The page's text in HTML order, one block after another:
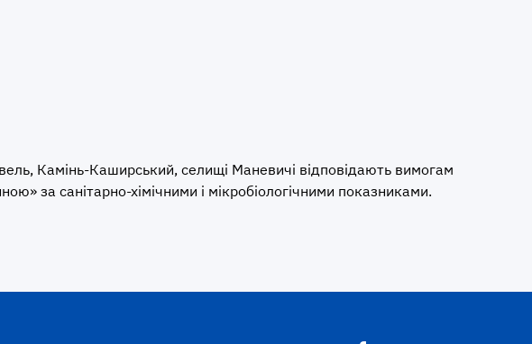
Камінь-Каширський, селищі Маневичі відповідають вимогам
за санітарно-хімічними і мікробіологічними показниками.